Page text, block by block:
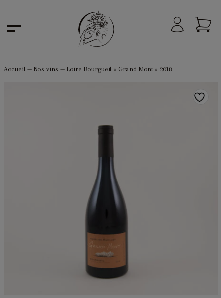
Accueil— Nos vins — Loire Bourgueil « Grand Mont » 2018